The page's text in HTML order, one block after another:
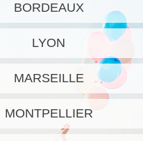
BORDEAUX
LYON
MARSEILLE
MONTPELLIER